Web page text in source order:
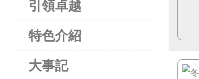
引領卓越
特色介紹
大事記